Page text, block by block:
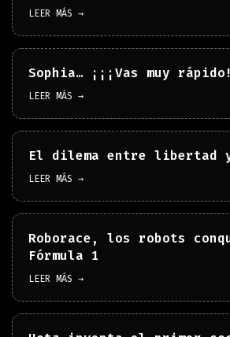
LEER MÁS →
Sophia… ¡¡¡Vas muy
LEER MÁS →
El dilema entre libertad
LEER MÁS →
Roborace, los robots
Fórmula 1
LEER MÁS →